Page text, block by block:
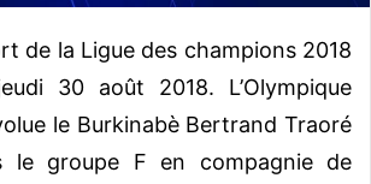
de la Ligue des champions 2018
30 août 2018. L’Olympique
le Burkinabè Bertrand Traoré
le groupe F en compagnie de